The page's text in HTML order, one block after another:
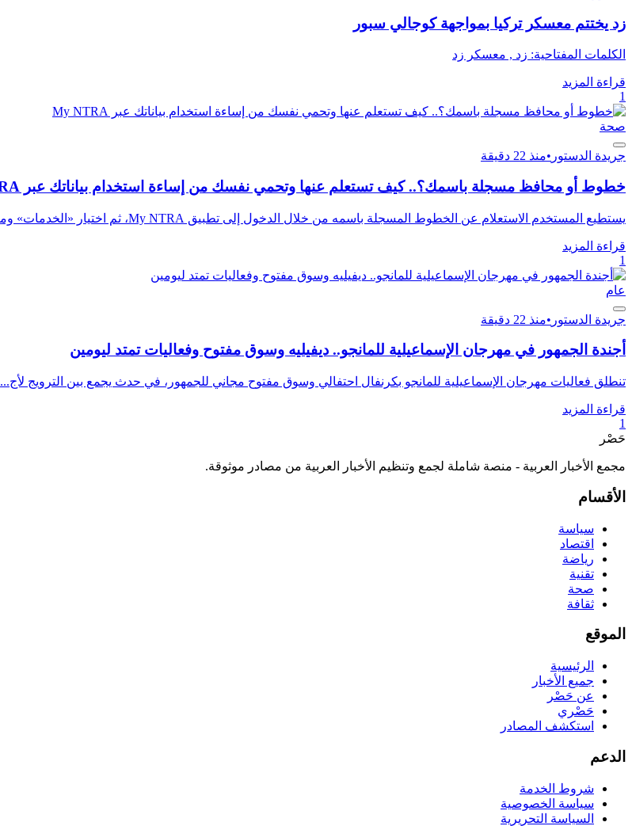
زد يختتم معسكر تركيا بمواجهة كوجالي سبور
الكلمات المفتاحية: زد , معسكر زد
قراءة المزيد
1
صحة
جريدة الدستور •منذ 22 دقيقة
خطوط أو محافظ مسجلة باسمك؟.. كيف تستعلم عنها وتحمي نفسك من إساءة استخدام بياناتك عبر My NTRA
يستطيع المستخدم الاستعلام عن الخطوط المسجلة باسمه من خلال الدخول إلى تطبيق My NTRA، ثم اختيار «الخدمات» ومنها ...
قراءة المزيد
1
عام
جريدة الدستور •منذ 22 دقيقة
أجندة الجمهور في مهرجان الإسماعيلية للمانجو.. ديفيليه وسوق مفتوح وفعاليات تمتد ليومين
تنطلق فعاليات مهرجان الإسماعيلية للمانجو بكرنفال احتفالي وسوق مفتوح مجاني للجمهور، في حدث يجمع بين الترويج لأج...
قراءة المزيد
1
حَصْر
مجمع الأخبار العربية - منصة شاملة لجمع وتنظيم الأخبار العربية من مصادر موثوقة.
الأقسام
سياسة
اقتصاد
رياضة
تقنية
صحة
ثقافة
الموقع
الرئيسية
جميع الأخبار
عن حَصْر
حَصْري
استكشف المصادر
الدعم
شروط الخدمة
سياسة الخصوصية
السياسة التحريرية